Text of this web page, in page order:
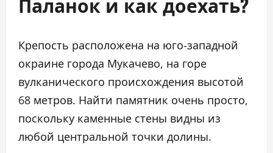
Крепость расположена на юго-западной
окраине города Мукачево, на горе
вулканического происхождения высотой
68 метров. Найти памятник очень просто,
поскольку каменные стены видны из
любой центральной точки долины.